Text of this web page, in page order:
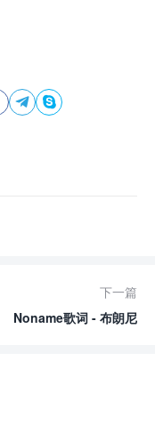
 
下一篇
Noname歌词 - 布朗尼